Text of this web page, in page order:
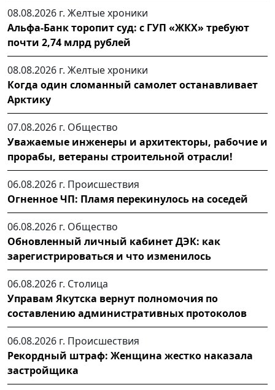
08.08.2026 г. Желтые хроники
Альфа-Банк торопит суд: с ГУП «ЖКХ» требуют
почти 2,74 млрд рублей
08.08.2026 г. Желтые хроники
Когда один сломанный самолет останавливает
Арктику
07.08.2026 г. Общество
Уважаемые инженеры и архитекторы, рабочие и
прорабы, ветераны строительной отрасли!
06.08.2026 г. Происшествия
Огненное ЧП: Пламя перекинулось на соседей
06.08.2026 г. Общество
Обновленный личный кабинет ДЭК: как
зарегистрироваться и что изменилось
06.08.2026 г. Столица
Управам Якутска вернут полномочия по
составлению административных протоколов
06.08.2026 г. Происшествия
Рекордный штраф: Женщина жестко наказала
застройщика